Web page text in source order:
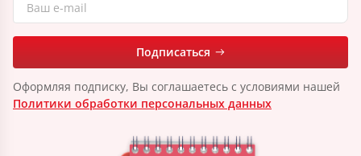
Подписаться
Оформляя подписку, Вы соглашаетесь с условиями нашей
Политики обработки персональных данных